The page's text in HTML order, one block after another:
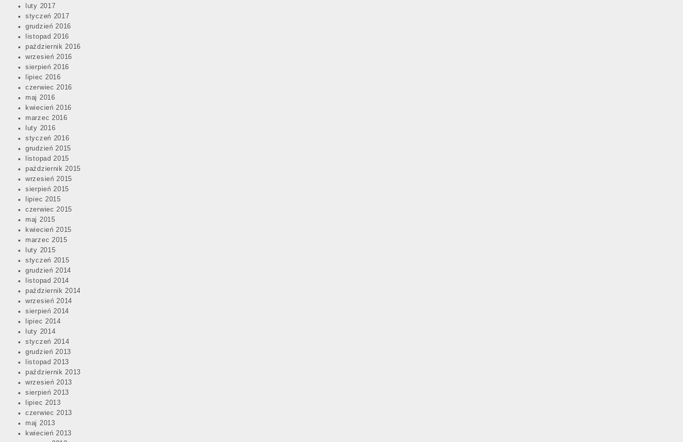
luty 2017
styczeń 2017
grudzień 2016
listopad 2016
październik 2016
wrzesień 2016
sierpień 2016
lipiec 2016
czerwiec 2016
maj 2016
kwiecień 2016
marzec 2016
luty 2016
styczeń 2016
grudzień 2015
listopad 2015
październik 2015
wrzesień 2015
sierpień 2015
lipiec 2015
czerwiec 2015
maj 2015
kwiecień 2015
marzec 2015
luty 2015
styczeń 2015
grudzień 2014
listopad 2014
październik 2014
wrzesień 2014
sierpień 2014
lipiec 2014
luty 2014
styczeń 2014
grudzień 2013
listopad 2013
październik 2013
wrzesień 2013
sierpień 2013
lipiec 2013
czerwiec 2013
maj 2013
kwiecień 2013